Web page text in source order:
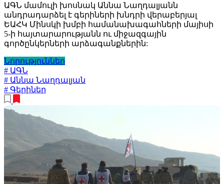
ԱԳՆ մամուլի խոսնակ Աննա Նաղդալյանն
անդրադարձել է գերիների խնդրի վերաբերյալ
ԵԱՀԿ Մինսկի խմբի համանախագահների մայիսի
5-ի հայտարարությանն ու միջազգային
գործընկերների արձագանքներին:
Նորություններ
# ԱԳՆ
# Աննա Նաղդալյան
# Գերիներ